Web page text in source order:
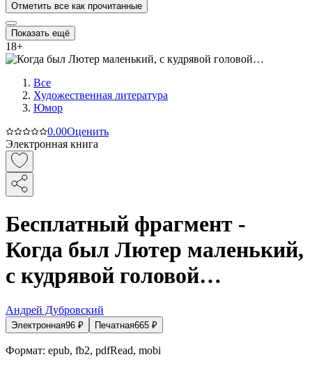
Отметить все как прочитанные
Показать ещё
18+
Все
Художественная литература
Юмор
0.00Оценить
Электронная книга
Бесплатный фрагмент -
Когда был Лютер маленький,
с кудрявой головой…
Андрей Дубровский
Электронная96 ₽ Печатная665 ₽
Формат: epub, fb2, pdfRead, mobi